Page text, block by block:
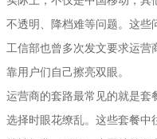
不透明、降档难等问题。这些
工信部也曾多次发文要求运营
靠用户们自己擦亮双眼。
运营商的套路最常见的就是套
选择时眼花缭乱。这些套餐中